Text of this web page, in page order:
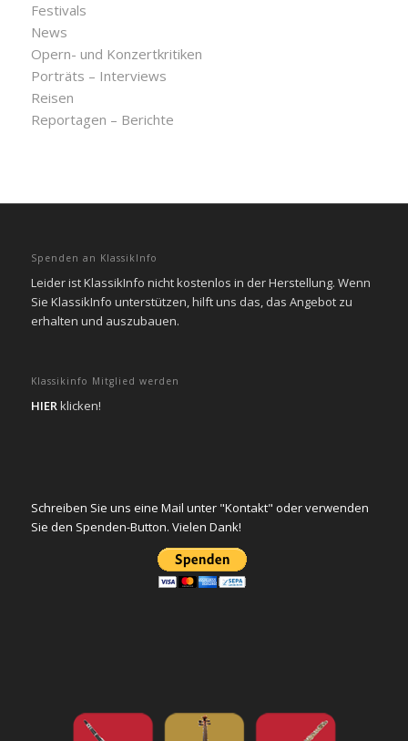
Festivals
News
Opern- und Konzertkritiken
Porträts – Interviews
Reisen
Reportagen – Berichte
Spenden an KlassikInfo
Leider ist KlassikInfo nicht kostenlos in der Herstellung. Wenn
Sie KlassikInfo unterstützen, hilft uns das, das Angebot zu
erhalten und auszubauen.
Klassikinfo Mitglied werden
HIERklicken!
Schreiben Sie uns eine Mail unter "Kontakt" oder verwenden
Sie den Spenden-Button. Vielen Dank!